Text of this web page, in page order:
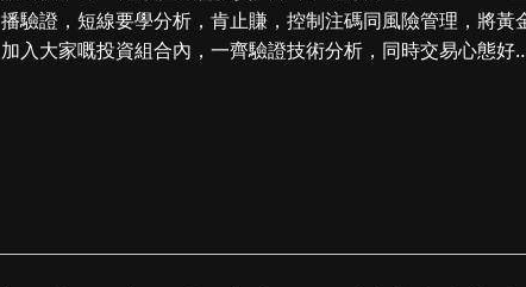
播驗證，短線要學分析，肯止賺，控制注碼同風險管理，將黃
加入大家嘅投資組合內，一齊驗證技術分析，同時交易心態好